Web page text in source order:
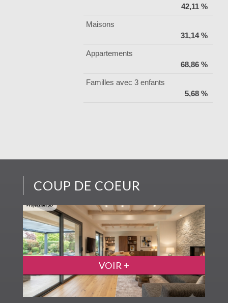
42,11 %
Maisons
31,14 %
Appartements
68,86 %
Familles avec 3 enfants
5,68 %
COUP DE COEUR
VOIR +